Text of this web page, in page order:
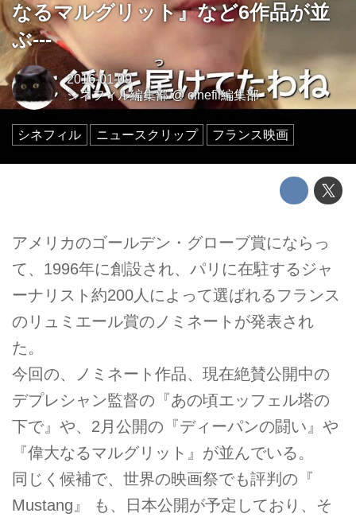
なるマルグリット』など6作品が並
ぶ---
2016-01-09
シネフィル編集部@cinefil編集部
シネフィル ニュースクリップ フランス映画
アメリカのゴールデン・グローブ賞にならっ
て、1996年に創設され、パリに在駐するジャ
ーナリスト約200人によって選ばれるフランス
のリュミエール賞のノミネートが発表され
た。
今回の、ノミネート作品、現在絶賛公開中の
デプレシャン監督の『あの頃エッフェル塔の
下で』や、2月公開の『ディーパンの闘い』や
『偉大なるマルグリット』が並んでいる。
同じく候補で、世界の映画祭でも評判の『
Mustang』 も、日本公開が予定しており、そ